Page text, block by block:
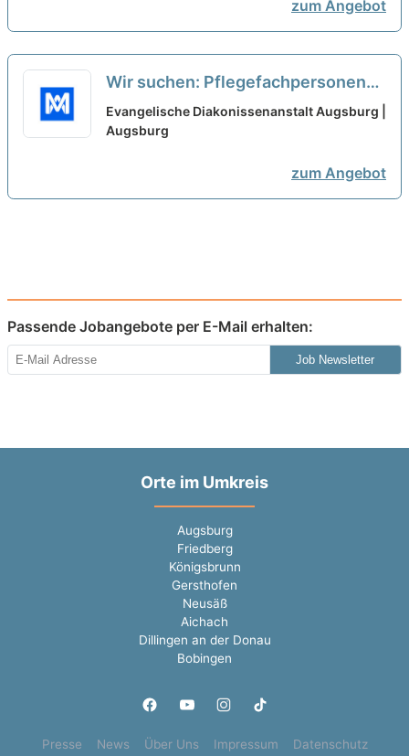
zum Angebot
Wir suchen: Pflegefachpersonen
(m/w/d) mit Ausbildung als
Pflegefachkraft oder Gesundheits-
Evangelische Diakonissenanstalt Augsburg |
Augsburg
zum Angebot
Passende Jobangebote per E-Mail erhalten:
Job Newsletter
Orte im Umkreis
Augsburg
Friedberg
Königsbrunn
Gersthofen
Neusäß
Aichach
Dillingen an der Donau
Bobingen
Presse News Über Uns Impressum Datenschutz